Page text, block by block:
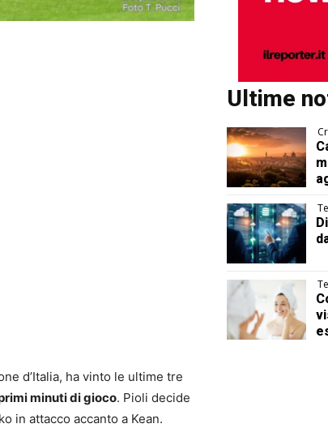
d’Italia, ha vinto le ultime tre
minuti di gioco. Pioli decide
in attacco accanto a Kean.
Ultime